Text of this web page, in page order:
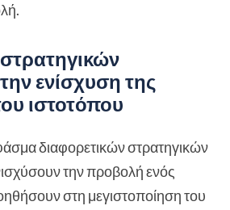
ενίσχυση της
ιστοτόπου
διαφορετικών στρατηγικών
την προβολή ενός
στη μεγιστοποίηση του